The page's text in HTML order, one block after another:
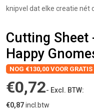
knipvel dat elke creatie nét
Cutting Sheet
Happy
NOG €130,00 VOOR
€0,72- Excl. BTW:
€0,87incl.btw